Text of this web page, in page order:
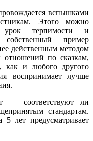
вспышками
Этого можно
урок терпимости и
пример
действенным методом
отношений по сказкам,
как и любого другого
воспринимает лучше
— соответствуют ли
стандартам.
5 лет предусматривает